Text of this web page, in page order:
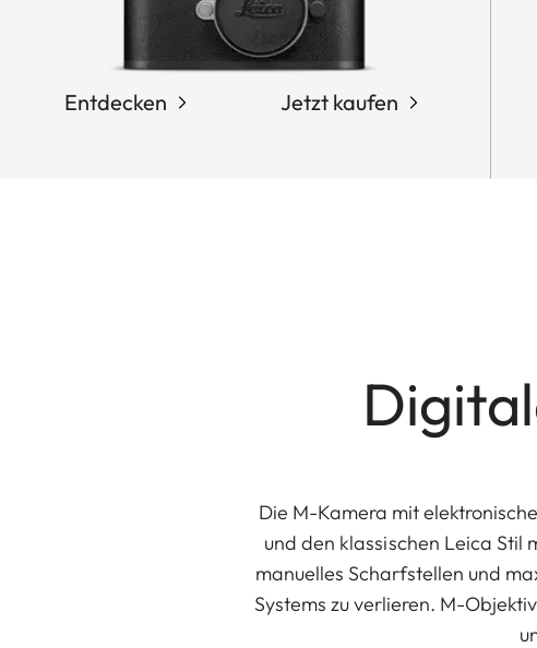
Entdecken Jetzt kaufen
Die M-Kamera mit
und den klassischen Leica
manuelles Scharfstellen und
Systems zu verlieren. M-